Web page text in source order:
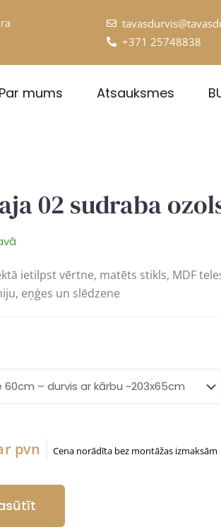
+371 25748838
Par mums Atsauksmes
02 sudraba
ietilpst vērtne, matēts stikls, MDF
eņģes un slēdzene
pvn Cena norādīta bez montāžas izmaksām